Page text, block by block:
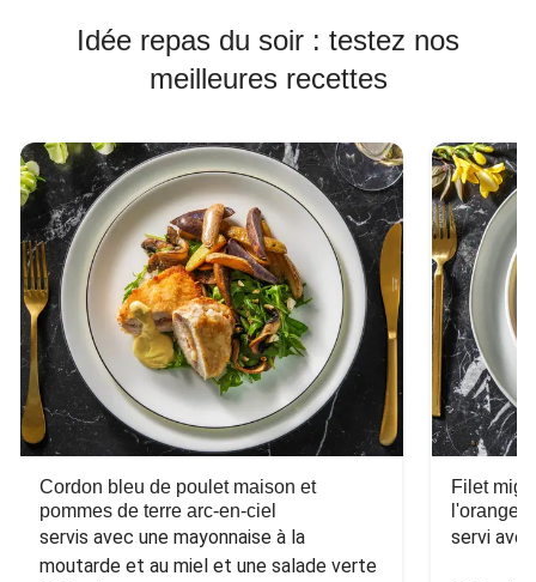
Idée repas du soir : testez nos
meilleures recettes
Cordon bleu de poulet maison et
pommes de terre arc-en-ciel
servis avec une mayonnaise à la
moutarde et au miel et une salade verte
Filet
l'orange
servi